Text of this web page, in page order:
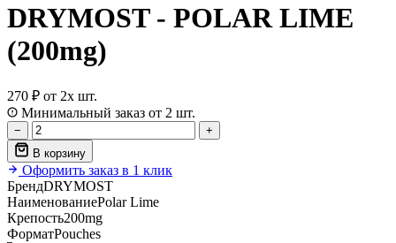
DRYMOST - POLAR LIME
(200mg)
270 ₽ от 2х шт.
Минимальный заказ от 2 шт.
−
+
В корзину
Оформить заказ в 1 клик
БрендDRYMOST
НаименованиеPolar Lime
Крепость200mg
ФорматPouches